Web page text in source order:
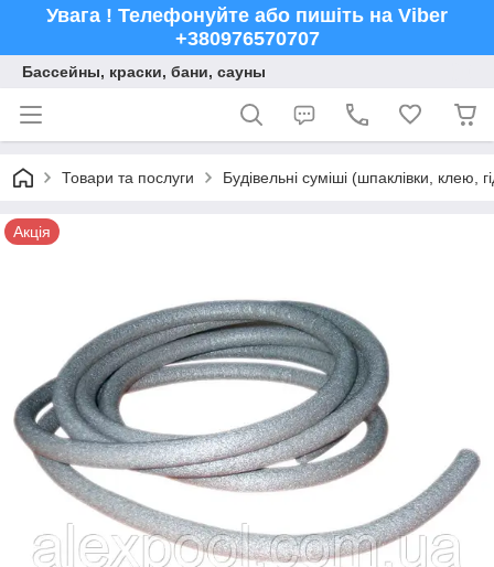
Увага ! Телефонуйте або пишіть на Viber
+380976570707
Бассейны, краски, бани, сауны
Товари та послуги Будівельні суміші (шпаклівки, клею,
Акція